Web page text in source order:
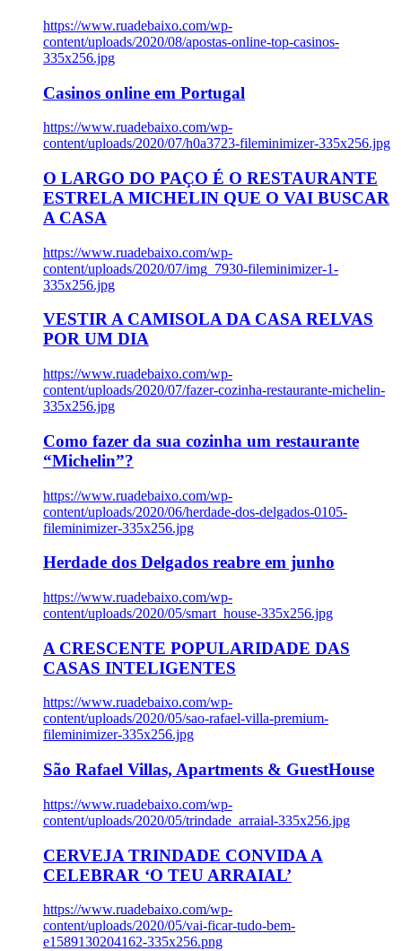
https://www.ruadebaixo.com/wp-
content/uploads/2020/08/apostas-online-top-casinos-
335x256.jpg
Casinos online em Portugal
https://www.ruadebaixo.com/wp-
content/uploads/2020/07/h0a3723-fileminimizer-335x256.jpg
O LARGO DO PAÇO É O RESTAURANTE
ESTRELA MICHELIN QUE O VAI BUSCAR
A CASA
https://www.ruadebaixo.com/wp-
content/uploads/2020/07/img_7930-fileminimizer-1-
335x256.jpg
VESTIR A CAMISOLA DA CASA RELVAS
POR UM DIA
https://www.ruadebaixo.com/wp-
content/uploads/2020/07/fazer-cozinha-restaurante-michelin-
335x256.jpg
Como fazer da sua cozinha um restaurante
“Michelin”?
https://www.ruadebaixo.com/wp-
content/uploads/2020/06/herdade-dos-delgados-0105-
fileminimizer-335x256.jpg
Herdade dos Delgados reabre em junho
https://www.ruadebaixo.com/wp-
content/uploads/2020/05/smart_house-335x256.jpg
A CRESCENTE POPULARIDADE DAS
CASAS INTELIGENTES
https://www.ruadebaixo.com/wp-
content/uploads/2020/05/sao-rafael-villa-premium-
fileminimizer-335x256.jpg
São Rafael Villas, Apartments & GuestHouse
https://www.ruadebaixo.com/wp-
content/uploads/2020/05/trindade_arraial-335x256.jpg
CERVEJA TRINDADE CONVIDA A
CELEBRAR ‘O TEU ARRAIAL’
https://www.ruadebaixo.com/wp-
content/uploads/2020/05/vai-ficar-tudo-bem-
e1589130204162-335x256.png